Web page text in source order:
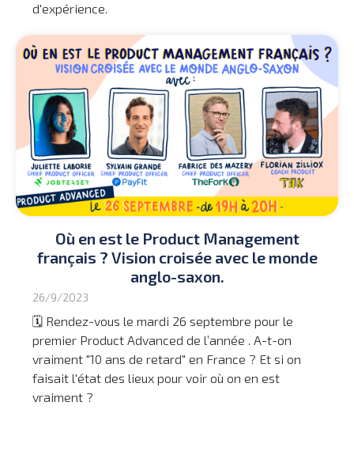
d'expérience.
Où en est le Product Management
français ? Vision croisée avec le monde
anglo-saxon.
26/9/2023
🗓 Rendez-vous le mardi 26 septembre pour le
premier Product Advanced de l’année . A-t-on
vraiment "10 ans de retard" en France ? Et si on
faisait l'état des lieux pour voir où on en est
vraiment ?